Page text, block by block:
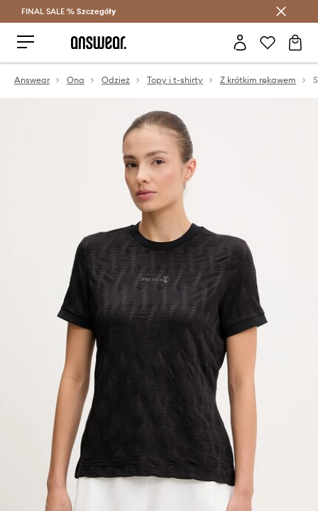
Oszczędzaj z Answear Club >
FINAL SALE % Szczegóły
Answear Ona Odzież Topy i t-shirty Z krótkim rękawem